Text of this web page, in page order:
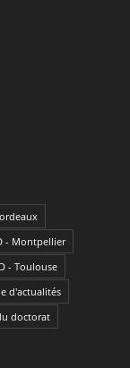
- Montpellier
- Toulouse
d'actualités
doctorat